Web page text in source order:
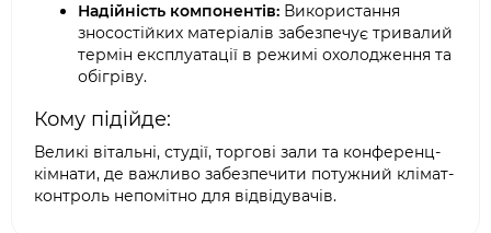
Надійність компонентів: Використання
зносостійких матеріалів забезпечує тривалий
термін експлуатації в режимі охолодження та
обігріву.
Кому підійде:
Великі вітальні, студії, торгові зали та конференц-
кімнати, де важливо забезпечити потужний клімат-
контроль непомітно для відвідувачів.